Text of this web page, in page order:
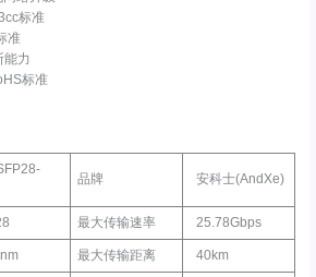
标准
准
力
标准
品牌 安科士(AndXe)
最大传输速率 25.78Gbps
最大传输距离 40km